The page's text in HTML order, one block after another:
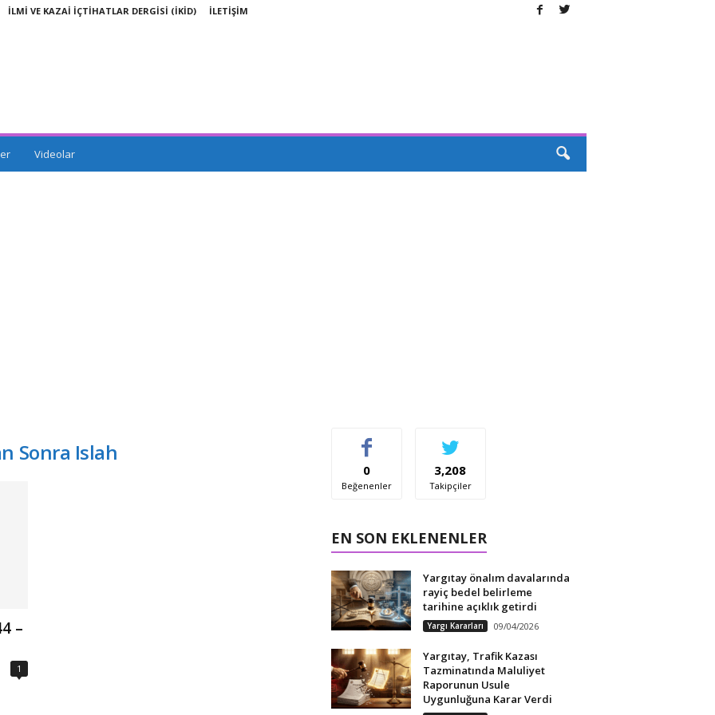
İLMİ VE KAZAİ İÇTİHATLAR DERGİSİ (İKİD) İLETİŞİM
Videolar
Sonra Islah
–
1
0
Beğenenler
3,208
Takipçiler
EN SON EKLENENLER
Yargıtay önalım davalarında
rayiç bedel belirleme
tarihine açıklık getirdi
Yargı Kararları 09/04/2026
Yargıtay, Trafik Kazası
Tazminatında Maluliyet
Raporunun Usule
Uygunluğuna Karar Verdi